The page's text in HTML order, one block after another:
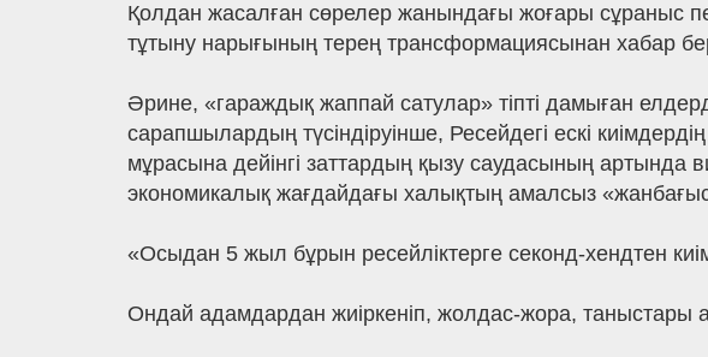
Қолдан жасалған сөрелер жанындағы жоғары сұраныс
тұтыну нарығының терең трансформациясынан хабар
Әрине, «гараждық жаппай сатулар» тіпті дамыған
сарапшылардың түсіндіруінше, Ресейдегі ескі
мұрасына дейінгі заттардың қызу саудасының артында
экономикалық жағдайдағы халықтың амалсыз
«Осыдан 5 жыл бұрын ресейліктерге секонд-хендтен
Ондай адамдардан жиіркеніп, жолдас-жора, таныстары